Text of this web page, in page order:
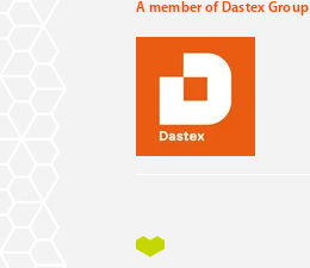
A member of Dastex Group